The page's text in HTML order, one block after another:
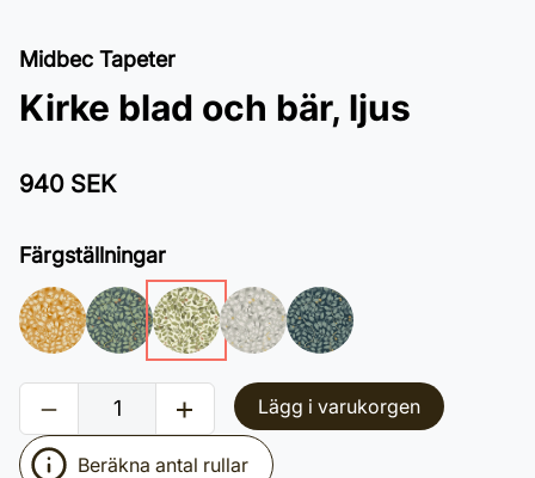
Midbec Tapeter
Kirke blad och bär, ljus
940 SEK
Färgställningar
Lägg i varukorgen
Beräkna antal rullar